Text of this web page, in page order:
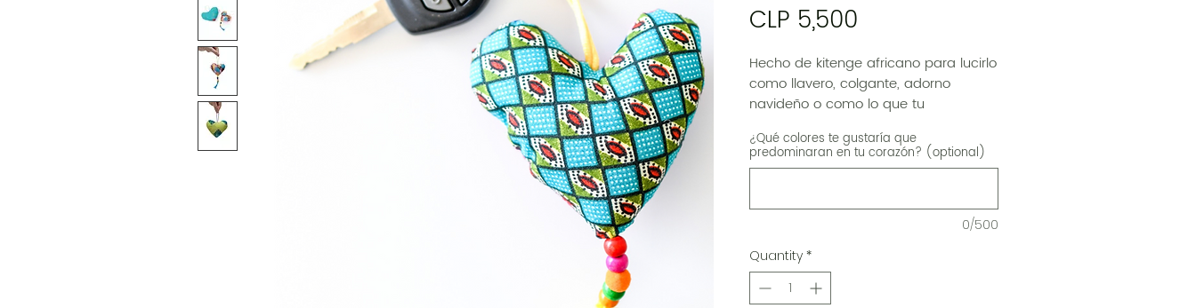
CLP 5,500
Hecho de kitenge africano para lucirlo
como llavero, colgante, adorno
navideño o como lo que tu
Diseños surtidos, según estampados.
¿Qué colores te gustaría que
predominaran en tu corazón? (optional)
0/500
Quantity *